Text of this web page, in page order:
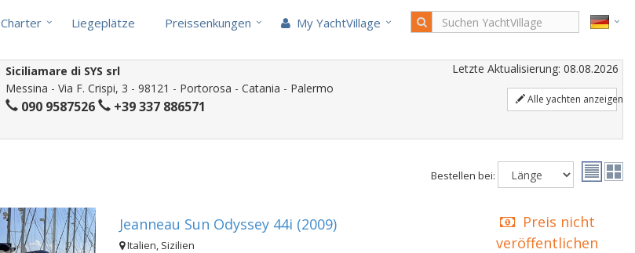
Charter Liegeplätze Preissenkungen My YachtVillage
Siciliamare di SYS srl
Messina - Via F. Crispi, 3 - 98121 - Portorosa - Catania - Palermo
090 9587526 +39 337 886571 Alle yachten anzeigen
Letzte Aktualisierung: 08.08.2026
Bestellen bei:
Jeanneau Sun Odyssey 44i (2009)
Preis nicht
veröffentlichen
Italien, Sizilien